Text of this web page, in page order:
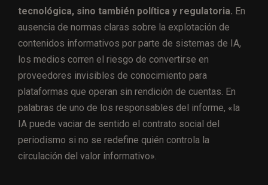
tecnológica, sino también política y regulatoria. En
ausencia de normas claras sobre la explotación de
contenidos informativos por parte de sistemas de IA,
los medios corren el riesgo de convertirse en
proveedores invisibles de conocimiento para
plataformas que operan sin rendición de cuentas. En
palabras de uno de los responsables del informe, «la
IA puede vaciar de sentido el contrato social del
periodismo si no se redefine quién controla la
circulación del valor informativo».